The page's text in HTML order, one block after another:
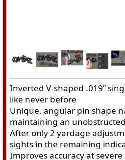
Inverted V-shaped .019”
like never before
Unique, angular pin shape
maintaining an
After only 2 yardage
sights in the remaining
Improves accuracy at